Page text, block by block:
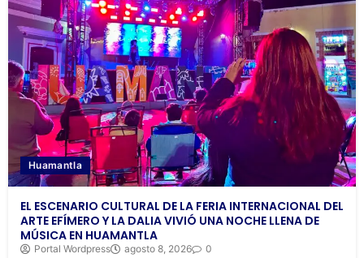
Huamantla
EL ESCENARIO CULTURAL DE LA FERIA INTERNACIONAL DEL
ARTE EFÍMERO Y LA DALIA VIVIÓ UNA NOCHE LLENA DE
MÚSICA EN HUAMANTLA
Portal Wordpress agosto 8, 2026 0